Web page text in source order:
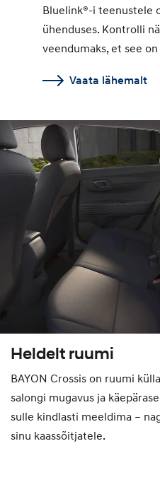
Bluelink®-i teenustele
ühenduses. Kontrolli
veendumaks, et see
Vaata lähemalt
Heldelt ruumi
BAYON Crossis on ruumi
salongi mugavus ja
sulle kindlasti meeldima –
sinu kaassõitjatele.